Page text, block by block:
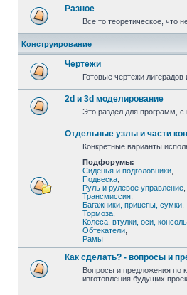
Разное
Все то теоретическое, что
Конструирование
Чертежи
Готовые чертежи
2d и 3d моделирование
Это раздел для программ,
Отдельные узлы и части
Конкретные варианты
Подфорумы:
Сиденья и подголовники
Подвеска
Руль и рулевое управление
Трансмиссия
Багажники, прицепы, сумки
Тормоза
Колеса, втулки, оси,
Обтекатели
Рамы
Как сделать? - вопросы и
Вопросы и предложения по
изготовления будущих